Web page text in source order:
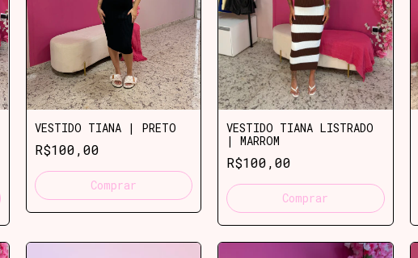
VESTIDO TIANA | PRETO
R$100,00
Comprar
VESTIDO TIANA LISTRADO
| MARROM
R$100,00
Comprar